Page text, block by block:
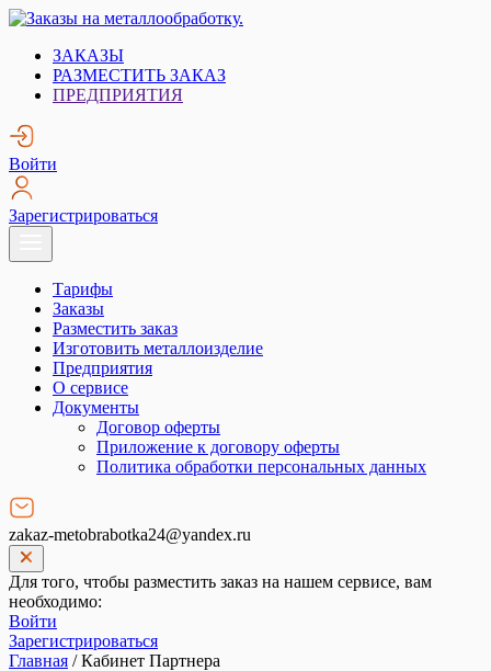
Skip
content
Заказы на металлообработку.
Металлообработка. Открытые заказы на металлообработку.
ЗАКАЗЫ
РАЗМЕСТИТЬ ЗАКАЗ
ПРЕДПРИЯТИЯ
Войти
Зарегистрироваться
Тарифы
Заказы
Разместить заказ
Изготовить металлоизделие
Предприятия
О сервисе
Документы
Договор оферты
Приложение к договору оферты
Политика обработки персональных данных
zakaz-metobrabotka24@yandex.ru
Для того, чтобы разместить заказ на нашем сервисе, вам
необходимо:
Войти
Зарегистрироваться
Главная /Кабинет Партнера